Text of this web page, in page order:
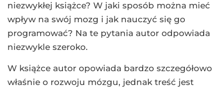
niezwykłej książce? W jaki sposób można mieć
wpływ na swój mozg i jak nauczyć się go
programować? Na te pytania autor odpowiada
niezwykle szeroko.
W książce autor opowiada bardzo szczegółowo
właśnie o rozwoju mózgu, jednak treść jest